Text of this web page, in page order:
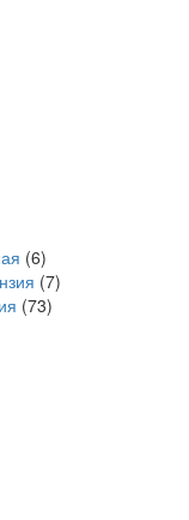
(6)
(7)
(73)